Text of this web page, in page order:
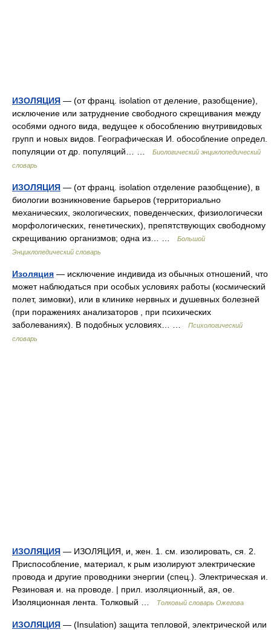
ИЗОЛЯЦИЯ — (от франц. isolation от деление, разобщение),
исключение или затруднение свободного скрещивания между
особями одного вида, ведущее к обособлению внутривидовых
групп и новых видов. Географическая И. обособление определ.
популяции от др. популяций… …
Биологический энциклопедический
словарь
ИЗОЛЯЦИЯ — (от франц. isolation отделение разобщение), в
биологии возникновение барьеров (территориально
механических, экологических, поведенческих, физиологически
морфологических, генетических), препятствующих свободному
скрещиванию организмов; одна из… …
Большой
Энциклопедический словарь
Изоляция — исключение индивида из обычных отношений, что
может наблюдаться при особых условиях работы (космический
полет, зимовки), или в клинике нервных и душевных болезней
(при поражениях анализаторов , при психических
заболеваниях). В подобных условиях… …
Психологический
словарь
ИЗОЛЯЦИЯ — ИЗОЛЯЦИЯ, и, жен. 1. см. изолировать, ся. 2.
Приспособление, материал, к рым изолируют электрические
провода и другие проводники энергии (спец.). Электрическая и.
Резиновая и. на проводе. | прил. изоляционный, ая, ое.
Изоляционная лента. Толковый …
Толковый словарь Ожегова
ИЗОЛЯЦИЯ — (Insulation) защита тепловой, электрической или